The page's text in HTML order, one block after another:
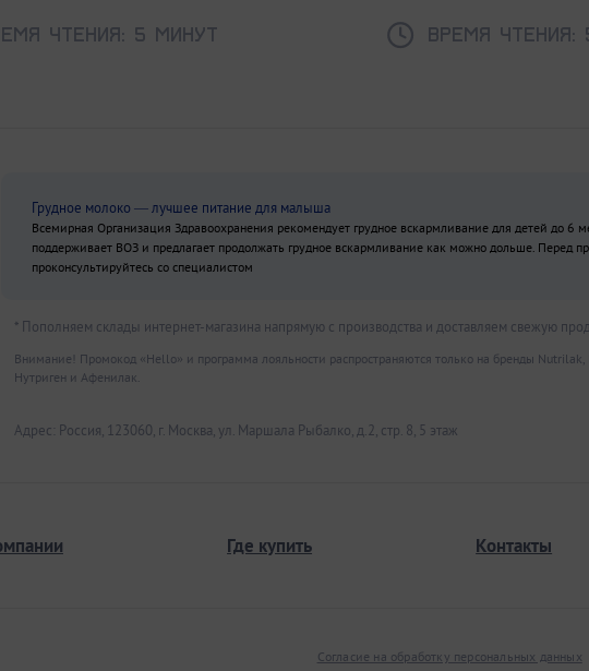
при естественных родах и КС.
чтения: 5 минут Время чтения:
Грудное молоко — лучшее питание для малыша
Всемирная Организация Здравоохранения рекомендует грудное вскармливание для детей до 6
поддерживает ВОЗ и предлагает продолжать грудное вскармливание как можно дольше. Перед
проконсультируйтесь со специалистом
* Пополняем склады интернет-магазина напрямую с производства и доставляем свежую
Внимание! Промокод «Hello» и программа лояльности распространяются только на бренды
Нутриген и Афенилак.
Адрес: Россия, 123060, г. Москва, ул. Маршала Рыбалко, д.2, стр. 8, 5 этаж
Где купить Контакты
Согласие на обработку персональных данных